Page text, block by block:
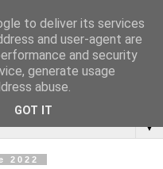
▼
2022
to deliver its services
and user-agent are
and security
generate usage
abuse.
GOT IT